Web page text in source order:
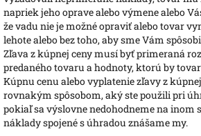
napriek jeho oprave alebo výmene alebo
že vadu nie je možné opraviť alebo tovar
lehote alebo bez toho, aby sme Vám
Zľava z kúpnej ceny musí byť primeraná
predaného tovaru a hodnoty, ktorú by
Kúpnu cenu alebo vyplatenie zľavy z
rovnakým spôsobom, aký ste použili pri
pokiaľ sa výslovne nedohodneme na inom
náklady spojené s úhradou znášame my.